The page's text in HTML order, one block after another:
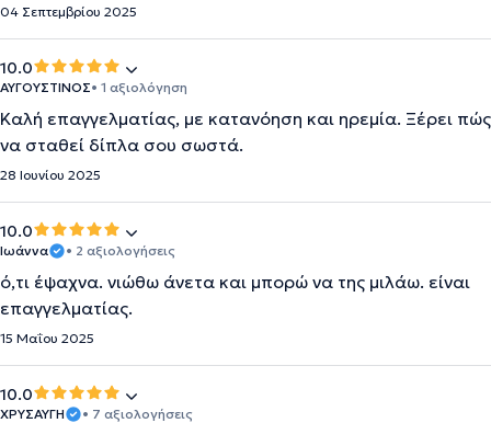
04 Σεπτεμβρίου 2025
10.0
ΑΥΓΟΥΣΤΙΝΟΣ• 1 αξιολόγηση
Καλή επαγγελματίας, με κατανόηση και ηρεμία. Ξέρει πώς
να σταθεί δίπλα σου σωστά.
28 Ιουνίου 2025
10.0
Ιωάννα • 2 αξιολογήσεις
ό,τι έψαχνα. νιώθω άνετα και μπορώ να της μιλάω. είναι
επαγγελματίας.
15 Μαΐου 2025
10.0
ΧΡΥΣΑΥΓΗ • 7 αξιολογήσεις